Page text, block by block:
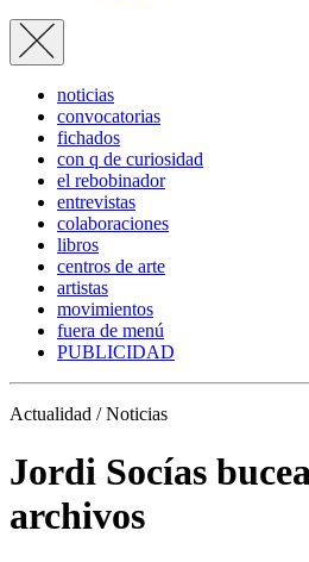
noticias
convocatorias
fichados
con q de curiosidad
el rebobinador
entrevistas
colaboraciones
libros
centros de arte
artistas
movimientos
fuera de menú
PUBLICIDAD
Actualidad / Noticias
Jordi Socías
archivos